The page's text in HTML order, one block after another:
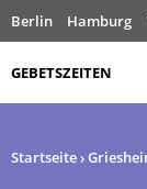
Berlin Hamburg
GEBETSZEITEN
Startseite›